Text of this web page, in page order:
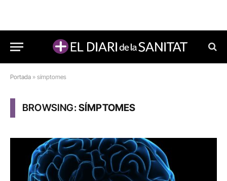
Portada » símptomes
BROWSING:SÍMPTOMES